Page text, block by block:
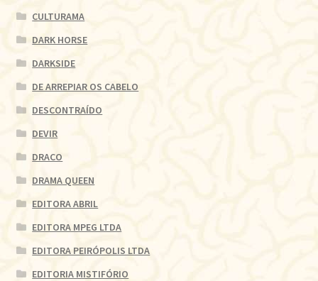
CULTURAMA
DARK HORSE
DARKSIDE
DE ARREPIAR OS CABELO
DESCONTRAÍDO
DEVIR
DRACO
DRAMA QUEEN
EDITORA ABRIL
EDITORA MPEG LTDA
EDITORA PEIRÓPOLIS LTDA
EDITORIA MISTIFÓRIO